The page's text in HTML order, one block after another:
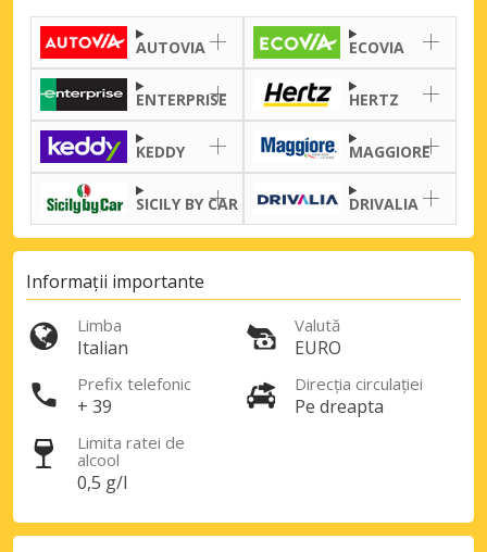
AUTOVIA ECOVIA
ENTERPRISE HERTZ
KEDDY MAGGIORE
SICILY BY CAR DRIVALIA
Informații importante
Limba
Italian
Valută
EURO
Prefix telefonic
+ 39
Direcția circulației
Pe dreapta
Limita ratei de
alcool
0,5 g/l